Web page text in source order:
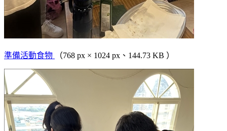
準備活動食物 （768 px × 1024 px、144.73 KB ）